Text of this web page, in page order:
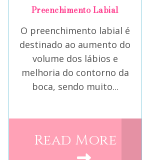
Preenchimento Labial
O preenchimento labial é
destinado ao aumento do
volume dos lábios e
melhoria do contorno da
boca, sendo muito...
Read More